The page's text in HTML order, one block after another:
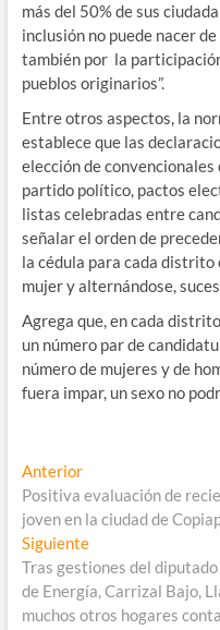
más del 50% de sus
inclusión no puede nacer
también por la
pueblos originarios”.
Entre otros aspectos, la
establece que las
elección de
partido político, pactos
listas celebradas entre
señalar el orden de
la cédula para cada distrito
mujer y alternándose,
Agrega que, en cada
un número par de
número de mujeres y de
fuera impar, un sexo no
Navegación
de
entradas
AnteriorEntrada
anterior:
Positiva evaluación de
joven en la ciudad de
SiguienteEntrada
siguiente:
Tras gestiones del
de Energía, Carrizal Bajo,
muchos otros hogares